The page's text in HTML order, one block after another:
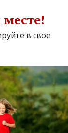
в свое